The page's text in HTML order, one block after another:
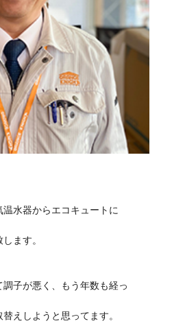
水器からエコキュートに
ます。
調子が悪く、もう年数も経っ
えしようと思ってます。